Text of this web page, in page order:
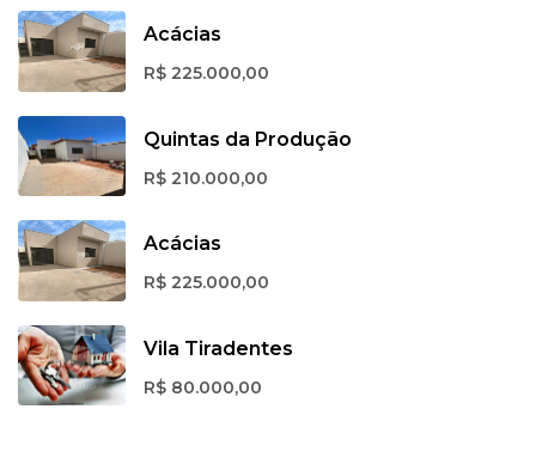
Acácias
R$ 225.000,00
Quintas da Produção
R$ 210.000,00
Acácias
R$ 225.000,00
Vila Tiradentes
R$ 80.000,00